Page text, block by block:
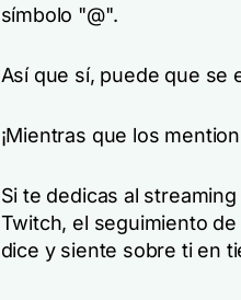
símbolo "@".
Así que sí, puede que se
¡Mientras que los
Si te dedicas al
Twitch, el seguimiento
dice y siente sobre ti en